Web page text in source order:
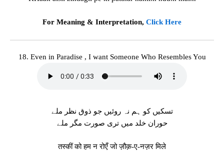
For Meaning & Interpretation, Click Here
18. Even in Paradise , I want Someone Who Resembles You
تسکیں کو ہم نہ روئیں جو ذوق نظر ملے
حوران خلد میں تری صورت مگر ملے
तस्कीं को हम न रोएँ जो ज़ौक़-ए-नज़र मिले